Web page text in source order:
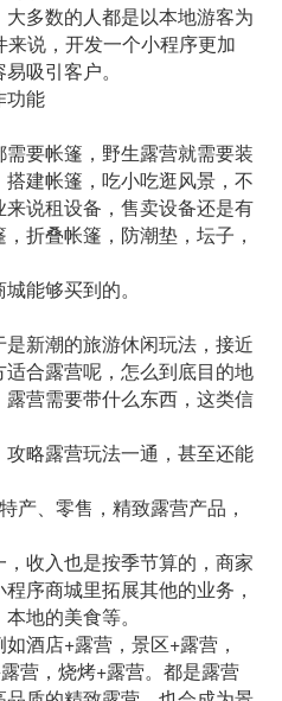
多数的人都是以本地游客为
说，开发一个小程序更加
吸引客户。
功能
要帐篷，野生露营就需要装
建帐篷，吃小吃逛风景，不
说租设备，售卖设备还是有
折叠帐篷，防潮垫，坛子，
能够买到的。
新潮的旅游休闲玩法，接近
合露营呢，怎么到底目的地
营需要带什么东西，这类信
略露营玩法一通，甚至还能
产、零售，精致露营产品，
收入也是按季节算的，商家
序商城里拓展其他的业务，
地的美食等。
酒店+露营，景区+露营，
营，烧烤+露营。都是露营